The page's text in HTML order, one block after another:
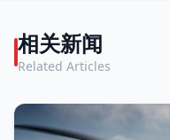
相关新闻
Related Articles